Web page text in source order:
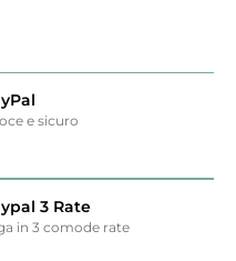
e sicuro
3 Rate
in 3 comode rate